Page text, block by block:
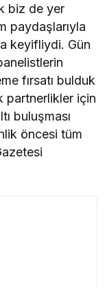
biz de yer
paydaşlarıyla
keyifliydi. Gün
fırsatı bulduk
partnerlikler için
buluşması
öncesi tüm